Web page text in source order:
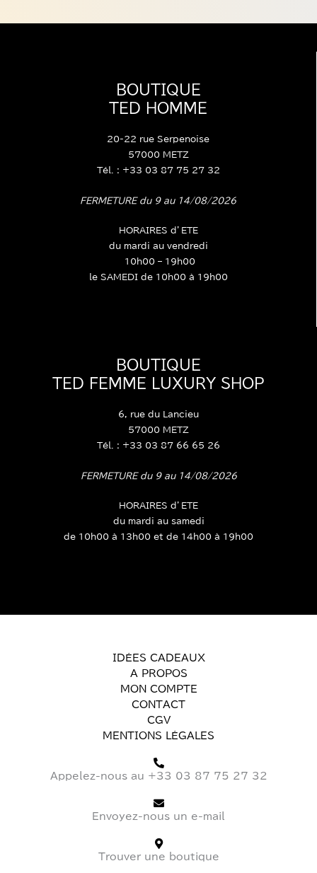
BOUTIQUE
TED HOMME
20-22 rue Serpenoise
57000 METZ
Tél. : +33 03 87 75 27 32
FERMETURE du 9 au 14/08/2026
HORAIRES d’ETE
du mardi au vendredi
10h00 – 19h00
le SAMEDI de 10h00 à 19h00
BOUTIQUE
TED FEMME LUXURY SHOP
6, rue du Lancieu
57000 METZ
Tél. : +33 03 87 66 65 26
FERMETURE du 9 au 14/08/2026
HORAIRES d’ETE
du mardi au samedi
de 10h00 à 13h00 et de 14h00 à 19h00
IDÉES CADEAUX
A PROPOS
MON COMPTE
CONTACT
CGV
MENTIONS LÉGALES
Appelez-nous au +33 03 87 75 27 32
Envoyez-nous un e-mail
Trouver une boutique